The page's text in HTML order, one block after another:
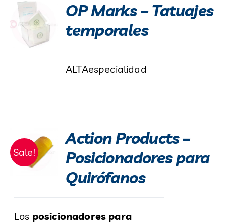
OP Marks – Tatuajes
temporales
ALTAespecialidad
Sale!
Action Products –
Posicionadores para
Quirófanos
Los posicionadores para